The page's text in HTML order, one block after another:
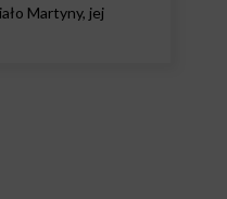
Martyny, jej